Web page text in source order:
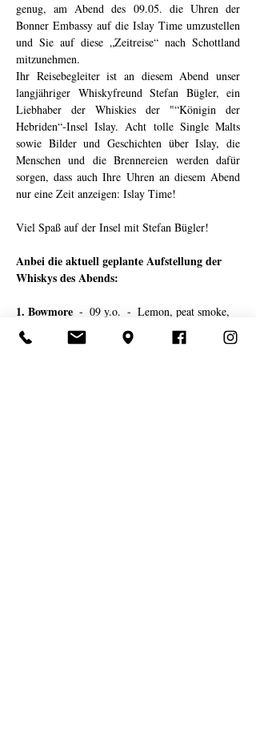
genug, am Abend des 09.05. die Uhren der
Bonner Embassy auf die Islay Time umzustellen
und Sie auf diese „Zeitreise“ nach Schottland
mitzunehmen.
Ihr Reisebegleiter ist an diesem Abend unser
langjähriger Whiskyfreund Stefan Bügler, ein
Liebhaber der Whiskies der "“Königin der
Hebriden“-Insel Islay. Acht tolle Single Malts
sowie Bilder und Geschichten über Islay, die
Menschen und die Brennereien werden dafür
sorgen, dass auch Ihre Uhren an diesem Abend
nur eine Zeit anzeigen: Islay Time!
Viel Spaß auf der Insel mit Stefan Bügler!
Anbei die aktuell geplante Aufstellung der
Whiskys des Abends:
1. Bowmore
  -  09 y.o.  -  Lemon, peat smoke,
heather honey  -  40,0% vol.   -O-